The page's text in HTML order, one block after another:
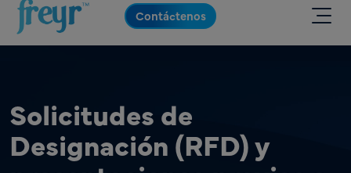
Contáctenos
Solicitudes de
Designación (RFD) y